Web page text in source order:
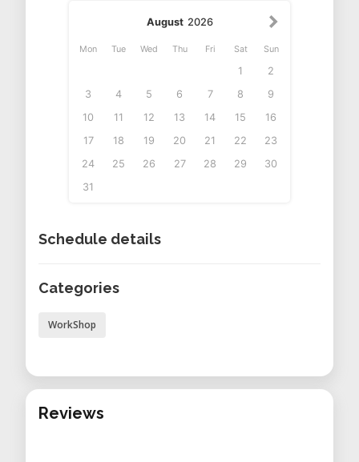
Logiciel de modélisation
Tinkercad :Application en ligne
conçue par Autodesk pour s'initier
et à l’impression 3D.
adapté à la création rapide et à
August 2026
Mon Tue Wed Thu Fri Sat Sun
1
2
3
4 5 6 7 8
9
10
11 12 13 14 15
16
17
18 19 20 21 22
23
24
25 26 27 28 29
30
31
Schedule details
Categories
WorkShop
Reviews